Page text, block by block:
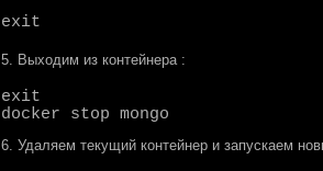
exit
5. Выходим из контейнера :
exit
docker stop mongo
6. Удаляем текущий контейнер и запускаем